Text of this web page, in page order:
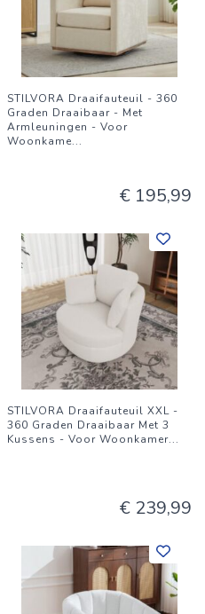
STILVORA Draaifauteuil - 360
Graden Draaibaar - Met
Armleuningen - Voor
Woonkame...
€ 195,99
STILVORA Draaifauteuil XXL -
360 Graden Draaibaar Met 3
Kussens - Voor Woonkamer...
€ 239,99